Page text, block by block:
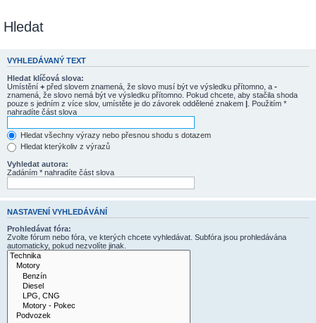
Hledat
VYHLEDÁVANÝ TEXT
Hledat klíčová slova:
Umístění + před slovem znamená, že slovo musí být ve výsledku přítomno, a -
znamená, že slovo nemá být ve výsledku přítomno. Pokud chcete, aby stačila shoda
pouze s jedním z více slov, umístěte je do závorek oddělené znakem | . Použitím *
nahradíte část slova
Hledat všechny výrazy nebo přesnou shodu s dotazem
Hledat kterýkoliv z výrazů
Vyhledat autora:
Zadáním * nahradíte část slova
NASTAVENÍ VYHLEDÁVÁNÍ
Prohledávat fóra:
Zvolte fórum nebo fóra, ve kterých chcete vyhledávat. Subfóra jsou prohledávána
automaticky, pokud nezvolíte jinak.